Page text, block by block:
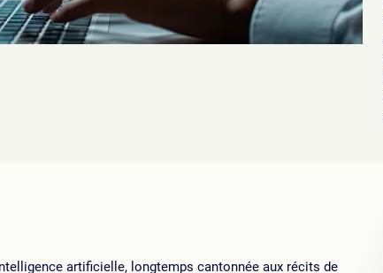
artificielle, longtemps cantonnée aux récits de